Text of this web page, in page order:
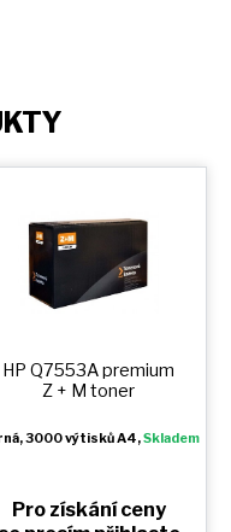
HP Q7553A premium
Z + M toner
, 3000 výtisků A4,Skladem
Pro získání ceny